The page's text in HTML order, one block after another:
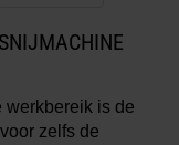
werkbereik is de
zelfs de